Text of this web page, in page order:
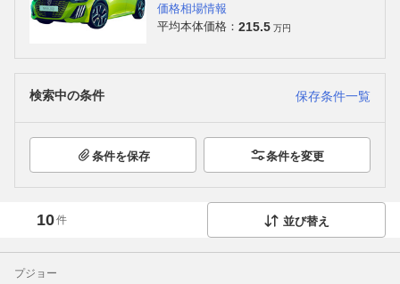
価格相場情報
平均本体価格： 215.5 万円
検索中の条件 保存条件一覧
条件を保存 条件を変更
10件 並び替え
プジョー